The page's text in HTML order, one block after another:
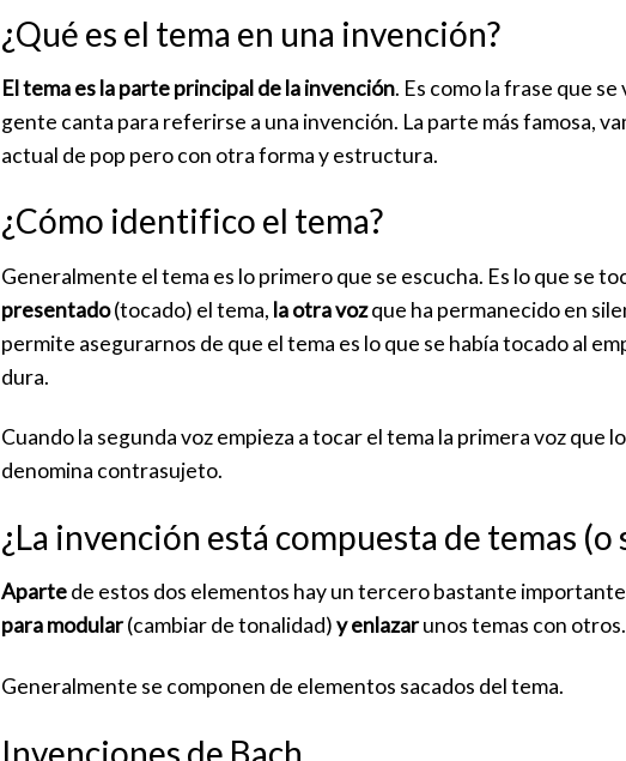
¿Qué es el tema en una invención?
El tema es la parte principal de la invención. Es como la frase que
gente canta para referirse a una invención. La parte más famosa,
actual de pop pero con otra forma y estructura.
¿Cómo identifico el tema?
Generalmente el tema es lo primero que se escucha. Es lo que se
presentado(tocado) el tema, la otra vozque ha permanecido en
permite asegurarnos de que el tema es lo que se había tocado al
dura.
Cuando la segunda voz empieza a tocar el tema la primera voz que
denomina contrasujeto.
¿La invención está compuesta de temas
Apartede estos dos elementos hay un tercero bastante
para modular(cambiar de tonalidad)y enlazarunos temas con
Generalmente se componen de elementos sacados del tema.
Invenciones de Bach